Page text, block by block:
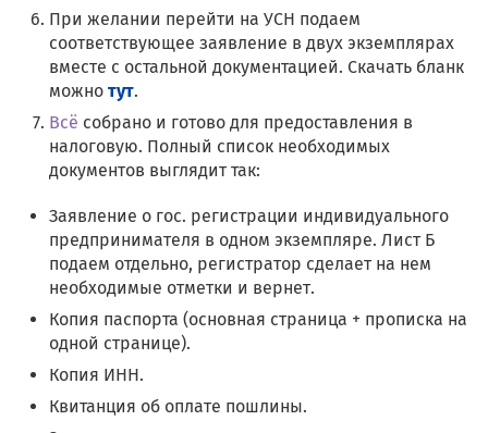
При желании перейти на УСН подаем
соответствующее заявление в двух экземплярах
вместе с остальной документацией. Скачать бланк
можно тут.
Всё собрано и готово для предоставления в
налоговую. Полный список необходимых
документов выглядит так:
Заявление о гос. регистрации индивидуального
предпринимателя в одном экземпляре. Лист Б
подаем отдельно, регистратор сделает на нем
необходимые отметки и вернет.
Копия паспорта (основная страница + прописка на
одной странице).
Копия ИНН.
Квитанция об оплате пошлины.